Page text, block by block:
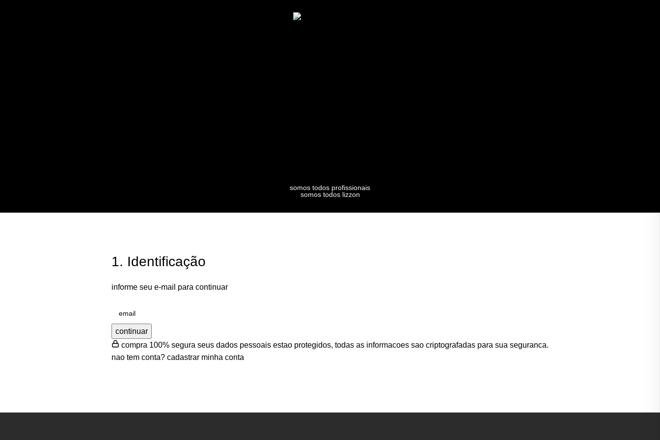
somos todos profissionais
somos todos lizzon
1. Identificação
informe seu e-mail para continuar
continuar
compra 100% segura seus dados pessoais estao protegidos, todas as informacoes sao criptografadas para sua seguranca.
nao tem conta? cadastrar minha conta